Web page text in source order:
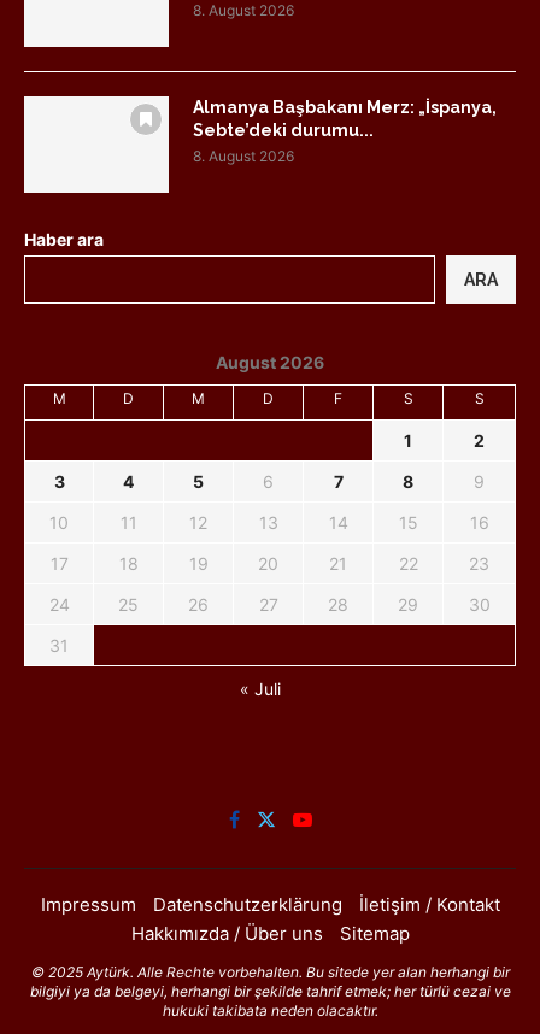
8. August 2026
Almanya Başbakanı Merz: „İspanya,
Sebte’deki durumu...
8. August 2026
Haber ara
ARA
August 2026
M D M D F S S
1
2
3
4 5 6 7 8
9
10
11 12 13 14 15
16
17
18 19 20 21 22
23
24
25 26 27 28 29
30
31
« Juli
Impressum Datenschutzerklärung
İletişim / Kontakt
Hakkımızda / Über uns
Sitemap
© 2025 Aytürk. Alle Rechte vorbehalten. Bu sitede yer alan herhangi bir
bilgiyi ya da belgeyi, herhangi bir şekilde tahrif etmek; her türlü cezai ve
hukuki takibata neden olacaktır.